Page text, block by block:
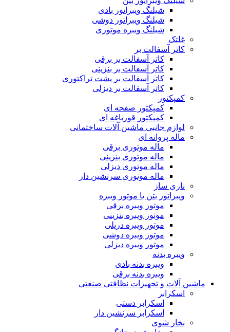
شیلنگ ویبراتور بادی
شیلنگ ویبراتور دوشی
شیلنگ ویبره موتوری
غلتک
کاتر آسفالت بر
کاتر آسفالت بر برقی
کاتر آسفالت بر بنزینی
کاتر آسفالت بر پشت تراکتوری
کاتر آسفالت بر دیزلی
کمپکتور
کمپکتور صفحه ای
کمپکتور قورباغه ای
لوازم جانبی ماشین آلات ساختمانی
ماله پروانه ای
ماله موتوری برقی
ماله موتوری بنزینی
ماله موتوری دیزلی
ماله موتوری سرنشین دار
ناری ساز
ویبراتور بتن یا موتور ویبره
موتور ویبره برقی
موتور ویبره بنزینی
موتور ویبره دریلی
موتور ویبره دوشی
موتور ویبره دیزلی
ویبره بدنه
ویبره بدنه بادی
ویبره بدنه برقی
ماشین آلات و تجهیزات نظافتی صنعتی
اسکرابر
اسکرابر دستی
اسکرابر سرنشین دار
بخار شوی